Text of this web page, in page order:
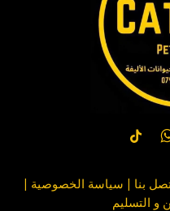
بنا | سياسة الخصوصية |
و التسليم